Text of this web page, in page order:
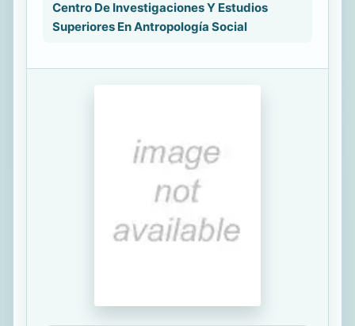
Centro De Investigaciones Y Estudios
Superiores En Antropología Social